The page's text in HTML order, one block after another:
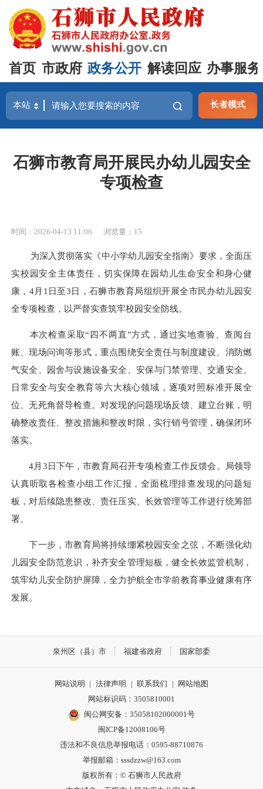
首页 市政府 政务公开 解读回应 办事服务
长者模式
石狮市教育局开展民办幼儿园安全
专项检查
时间：2026-04-13 11:06 浏览量： 15
为深入贯彻落实《中小学幼儿园安全指南》要求，全面压
实校园安全主体责任，切实保障在园幼儿生命安全和身心健
康，4月1日至3日，石狮市教育局组织开展全市民办幼儿园安
全专项检查，以严督实查筑牢校园安全防线。
本次检查采取“四不两直”方式，通过实地查验、查阅台
账、现场问询等形式，重点围绕安全责任与制度建设、消防燃
气安全、园舍与设施设备安全、安保与门禁管理、交通安全、
日常安全与安全教育等六大核心领域，逐项对照标准开展全
位、无死角督导检查。对发现的问题现场反馈、建立台账，明
确整改责任、整改措施和整改时限，实行销号管理，确保闭环
落实。
4月3日下午，市教育局召开专项检查工作反馈会。局领导
认真听取各检查小组工作汇报，全面梳理排查发现的问题短
板，对后续隐患整改、责任压实、长效管理等工作进行统筹部
署。
下一步，市教育局将持续绷紧校园安全之弦，不断强化幼
儿园安全防范意识，补齐安全管理短板，健全长效监管机制，
筑牢幼儿安全防护屏障，全力护航全市学前教育事业健康有序
发展。
泉州区（县）市 福建省政府 国家部委
网站说明 | 法律声明 | 联系我们 |
网站地图
网站标识码：3505810001
闽公网安备：35058102000001号
闽ICP备12008106号
违法和不良信息举报电话：0595-88710876
举报邮箱：sssdzzw@163.com
版权所有：© 石狮市人民政府